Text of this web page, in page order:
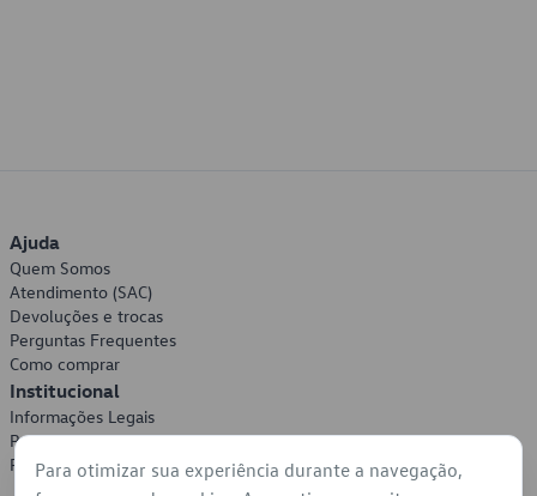
Ajuda
Quem Somos
Atendimento (SAC)
Devoluções e trocas
Perguntas Frequentes
Como comprar
Institucional
Informações Legais
Política de Privacidade
Política de Cookies
Para otimizar sua experiência durante a navegação,